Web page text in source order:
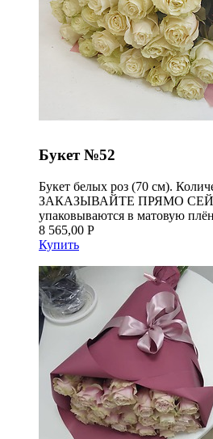
Букет №52
Букет белых роз (70 см).
ЗАКАЗЫВАЙТЕ ПРЯМО
упаковываются в матовую
8 565,00 Р
Купить